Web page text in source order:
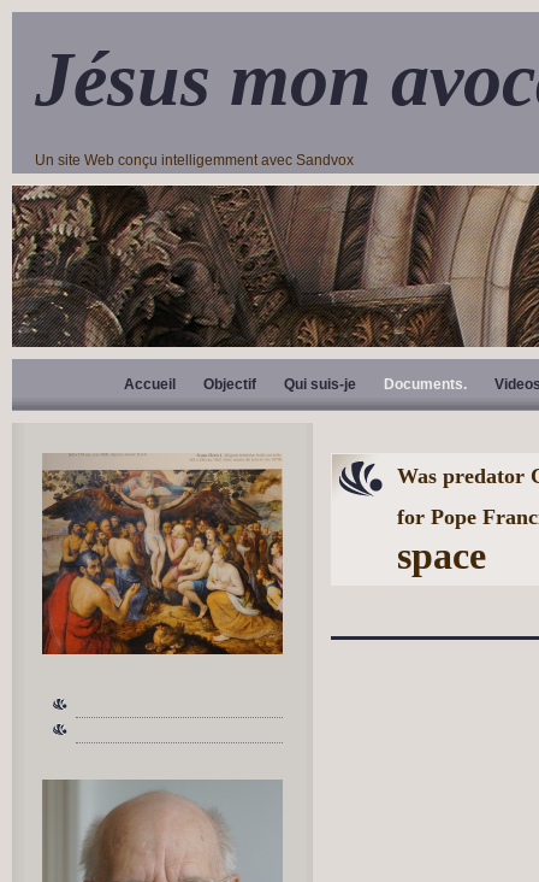
Jésus mon
Un site Web conçu intelligemment avec Sandvox
Accueil Objectif Qui suis-je Documents.
Was predator
for Pope
space